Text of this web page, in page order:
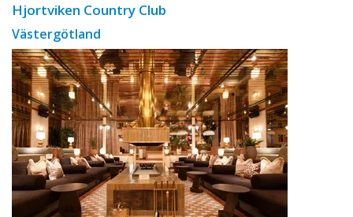
Hjortviken Country Club
Västergötland